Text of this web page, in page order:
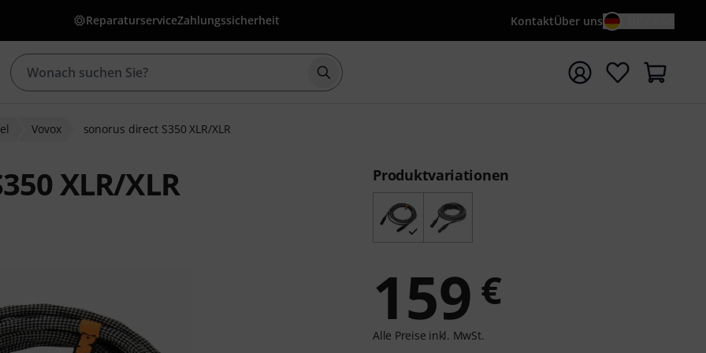
ReparaturserviceZahlungssicherheit KontaktÜber uns
Suche mit Suchwort {searchTerm} starten
Vovox sonorus direct S350 XLR/XLR
XLR/XLR Produktvariationen
159 €
Alle Preise inkl. MwSt.